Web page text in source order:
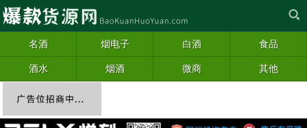
名酒 烟电子 白酒 食品
酒水 烟酒 微商 其他